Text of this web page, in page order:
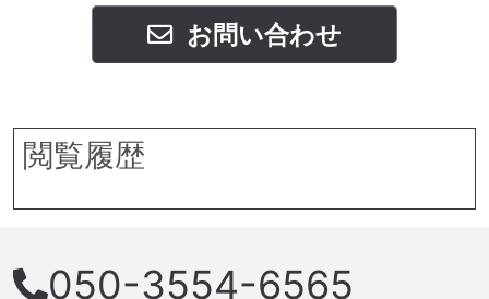
お問い合わせ
閲覧履歴
050-3554-6565